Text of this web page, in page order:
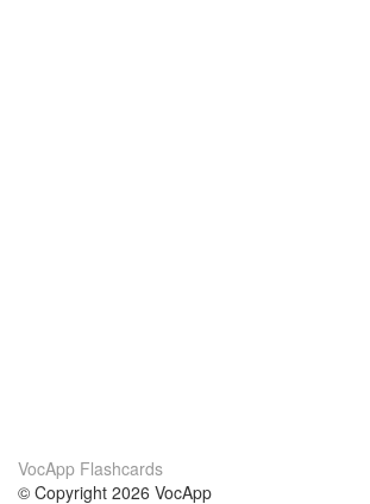
VocApp Flashcards
© Copyright 2026 VocApp